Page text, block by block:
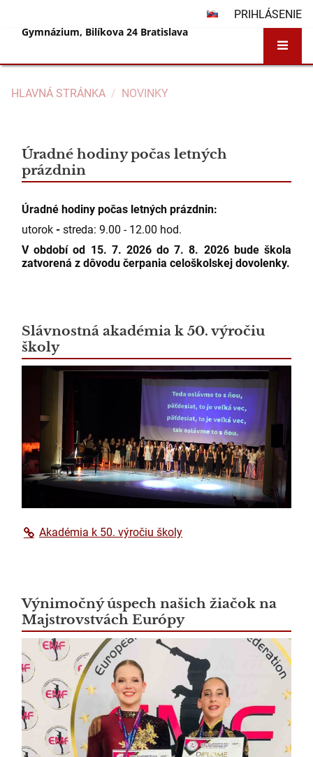
PRIHLÁSENIE
Gymnázium, Bilíkova 24 Bratislava
HLAVNÁ STRÁNKA / NOVINKY
Úradné hodiny počas letných
prázdnin
Úradné hodiny počas letných prázdnin:
utorok - streda: 9.00 - 12.00 hod.
V období od 15. 7. 2026 do 7. 8. 2026 bude škola
zatvorená z dôvodu čerpania celoškolskej dovolenky.
Slávnostná akadémia k 50. výročiu
školy
Akadémia k 50. výročiu školy
Výnimočný úspech našich žiačok na
Majstrovstvách Európy